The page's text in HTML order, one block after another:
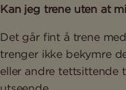
Kan jeg trene uten at
Det går fint å trene
trenger ikke bekymre
eller andre tettsittende